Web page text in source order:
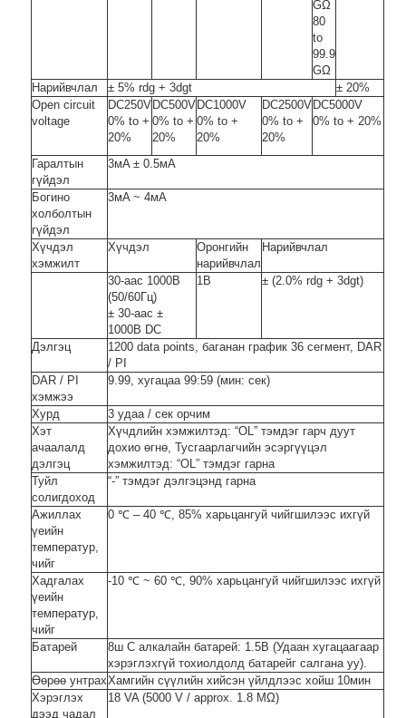
GΩ
80
to
99.9
GΩ
Нарийвчлал ± 5% rdg + 3dgt
± 20%
Open circuit
voltage
DC250V
0% to +
20%
DC500V
0% to +
20%
DC1000V
0% to +
20%
DC2500V
0% to +
20%
DC5000V
0% to + 20%
Гаралтын
гүйдэл
3мA ± 0.5мA
Богино
холболтын
гүйдэл
3мA ~ 4мA
Хүчдэл
хэмжилт
Хүчдэл
Оронгийн
нарийвчлал
Нарийвчлал
30-аас 1000В
(50/60Гц)
± 30-аас ±
1000В DC
1В ± (2.0% rdg + 3dgt)
Дэлгэц
1200 data points, баганан график 36 сегмент, DAR
/ PI
DAR / PI
хэмжээ
9.99, хугацаа 99:59 (мин: сек)
Хурд
3 удаа / сек орчим
Хэт
ачаалалд
дэлгэц
Хүчдлийн хэмжилтэд: “OL” тэмдэг гарч дуут
дохио өгнө, Тусгаарлагчийн эсэргүүцэл
хэмжилтэд: “OL” тэмдэг гарна
Туйл
солигдоход
“-” тэмдэг дэлгэцэнд гарна
Ажиллах
үеийн
температур,
чийг
0 ℃ – 40 ℃, 85% харьцангуй чийгшилээс ихгүй
Хадгалах
үеийн
температур,
чийг
-10 ℃ ~ 60 ℃, 90% харьцангуй чийгшилээс ихгүй
Батарей
8ш C алкалайн батарей: 1.5В (Удаан хугацаагаар
хэрэглэхгүй тохиолдолд батарейг салгана уу).
Өөрөө унтрахХамгийн сүүлийн хийсэн үйлдлээс хойш 10мин
Хэрэглэх
дээд чадал
18 VA (5000 V / approx. 1.8 MΩ)